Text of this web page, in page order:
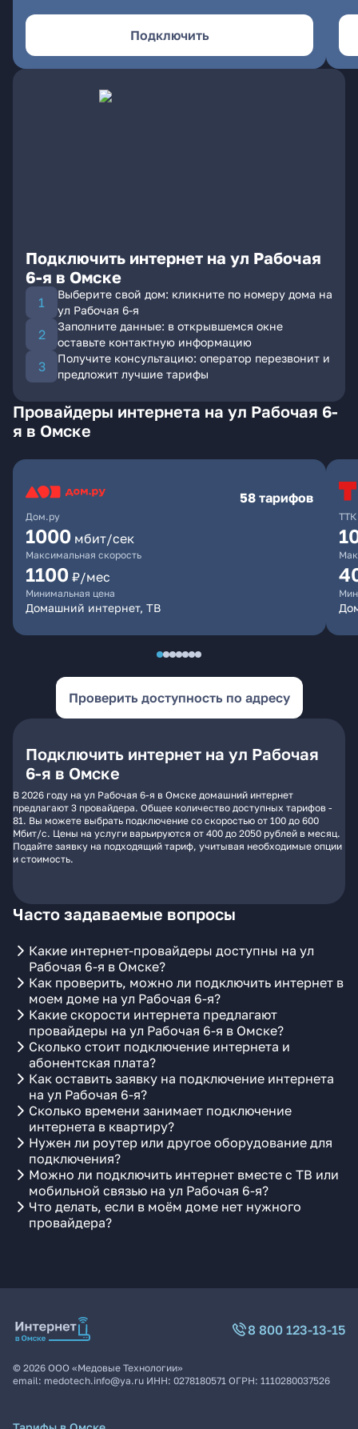
Подключить
Подключить интернет на ул Рабочая
6-я в Омске
Выберите свой дом: кликните по номеру дома на
ул Рабочая 6-я
Заполните данные: в открывшемся окне
оставьте контактную информацию
Получите консультацию: оператор перезвонит и
предложит лучшие тарифы
Провайдеры интернета на ул Рабочая 6-
я в Омске
Дом.ру
58 тарифов
1000 мбит/сек
Максимальная скорость
1100 ₽/мес
Минимальная цена
Домашний интернет, ТВ
ТТК
Проверить доступность по адресу
Подключить интернет на ул Рабочая
6-я в Омске
В 2026 году на ул Рабочая 6-я в Омске домашний интернет
предлагают 3 провайдера. Общее количество доступных тарифов -
81. Вы можете выбрать подключение со скоростью от 100 до 600
Мбит/с. Цены на услуги варьируются от 400 до 2050 рублей в месяц.
Подайте заявку на подходящий тариф, учитывая необходимые опции
и стоимость.
Часто задаваемые вопросы
Какие интернет-провайдеры доступны на ул
Рабочая 6-я в Омске?
Как проверить, можно ли подключить интернет в
моем доме на ул Рабочая 6-я?
Какие скорости интернета предлагают
провайдеры на ул Рабочая 6-я в Омске?
Сколько стоит подключение интернета и
абонентская плата?
Как оставить заявку на подключение интернета
на ул Рабочая 6-я?
Сколько времени занимает подключение
интернета в квартиру?
Нужен ли роутер или другое оборудование для
подключения?
Можно ли подключить интернет вместе с ТВ или
мобильной связью на ул Рабочая 6-я?
Что делать, если в моём доме нет нужного
провайдера?
8 800 123-13-15
© 2026 ООО «Медовые Технологии»
email: medotech.info@ya.ru ИНН: 0278180571 ОГРН: 1110280037526